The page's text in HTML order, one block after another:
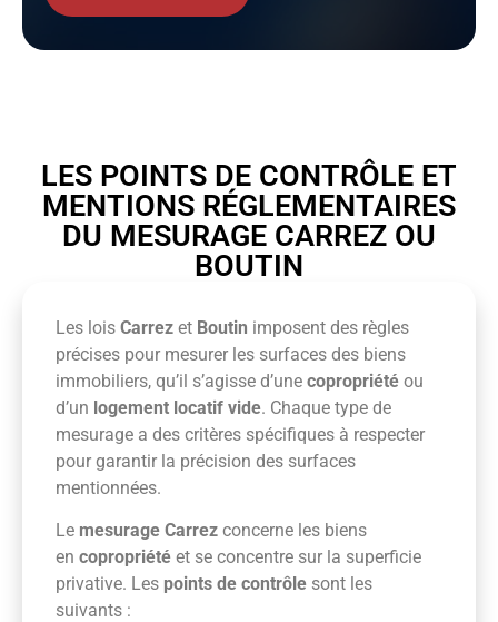
LES POINTS DE CONTRÔLE ET
MENTIONS RÉGLEMENTAIRES
DU MESURAGE CARREZ OU
BOUTIN
Les lois Carrez et Boutin imposent des règles
précises pour mesurer les surfaces des biens
immobiliers, qu’il s’agisse d’une copropriété ou
d’un logement locatif vide. Chaque type de
mesurage a des critères spécifiques à respecter
pour garantir la précision des surfaces
mentionnées.
Le mesurage Carrez concerne les biens
en copropriété et se concentre sur la superficie
privative. Les points de contrôle sont les
suivants :